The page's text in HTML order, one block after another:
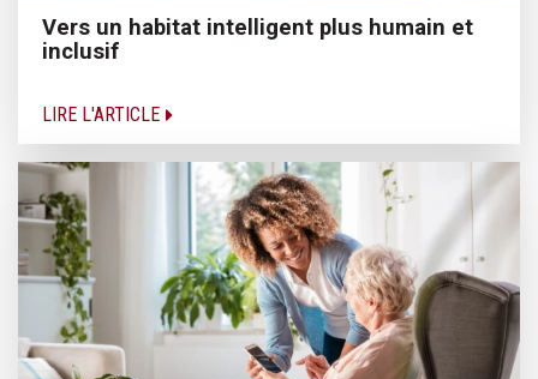
Vers un habitat intelligent plus humain et
inclusif
LIRE L'ARTICLE